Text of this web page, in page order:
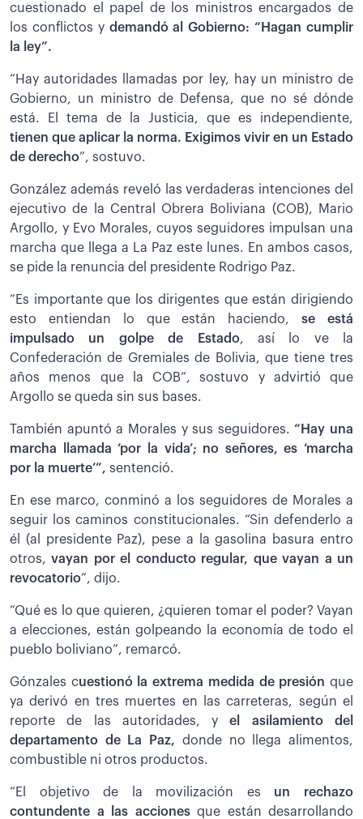
cuestionado el papel de los ministros encargados de
los conflictos y demandó al Gobierno: “Hagan cumplir
la ley”.
“Hay autoridades llamadas por ley, hay un ministro de
Gobierno, un ministro de Defensa, que no sé dónde
está. El tema de la Justicia, que es independiente,
tienen que aplicar la norma. Exigimos vivir en un Estado
de derecho”, sostuvo.
González además reveló las verdaderas intenciones del
ejecutivo de la Central Obrera Boliviana (COB), Mario
Argollo, y Evo Morales, cuyos seguidores impulsan una
marcha que llega a La Paz este lunes. En ambos casos,
se pide la renuncia del presidente Rodrigo Paz.
“Es importante que los dirigentes que están dirigiendo
esto entiendan lo que están haciendo,se está
impulsado un golpe de Estado, así lo ve la
Confederación de Gremiales de Bolivia, que tiene tres
años menos que la COB”, sostuvo y advirtió que
Argollo se queda sin sus bases.
También apuntó a Morales y sus seguidores.“Hay una
marcha llamada ‘por la vida’; no señores, es ‘marcha
por la muerte’”, sentenció.
En ese marco, conminó a los seguidores de Morales a
seguir los caminos constitucionales. “Sin defenderlo a
él (al presidente Paz), pese a la gasolina basura entro
otros,vayan por el conducto regular, que vayan a un
revocatorio”, dijo.
“Qué es lo que quieren, ¿quieren tomar el poder? Vayan
a elecciones, están golpeando la economía de todo el
pueblo boliviano”, remarcó.
Gónzales cuestionó la extrema medida de presiónque
ya derivó en tres muertes en las carreteras, según el
reporte de las autoridades, yel asilamiento del
departamento de La Paz, donde no llega alimentos,
combustible ni otros productos.
“El objetivo de la movilización es un rechazo
contundente a las acciones que están desarrollando